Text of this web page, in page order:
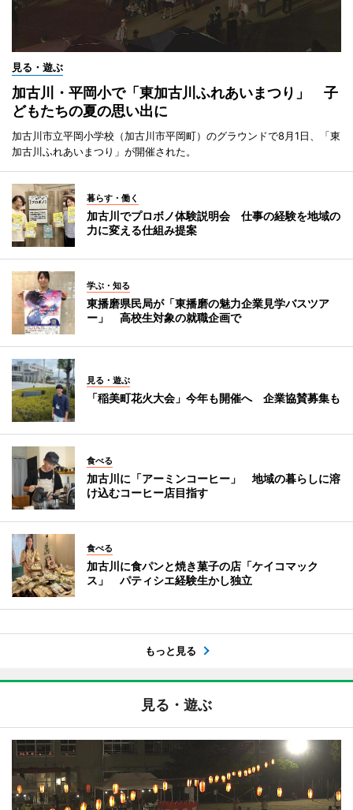
見る・遊ぶ
加古川・平岡小で「東加古川ふれあいまつり」 子
どもたちの夏の思い出に
加古川市立平岡小学校（加古川市平岡町）のグラウンドで8月1日、「東
加古川ふれあいまつり」が開催された。
暮らす・働く
加古川でプロボノ体験説明会 仕事の経験を地域の
力に変える仕組み提案
学ぶ・知る
東播磨県民局が「東播磨の魅力企業見学バスツア
ー」 高校生対象の就職企画で
見る・遊ぶ
「稲美町花火大会」今年も開催へ 企業協賛募集も
食べる
加古川に「アーミンコーヒー」 地域の暮らしに溶
け込むコーヒー店目指す
食べる
加古川に食パンと焼き菓子の店「ケイコマック
ス」 パティシエ経験生かし独立
もっと見る
見る・遊ぶ